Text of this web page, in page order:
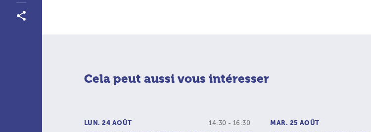
Cela peut aussi vous intéresser
LUN. 24 AOÛT 14:30 - 16:30 MAR. 25 AOÛT